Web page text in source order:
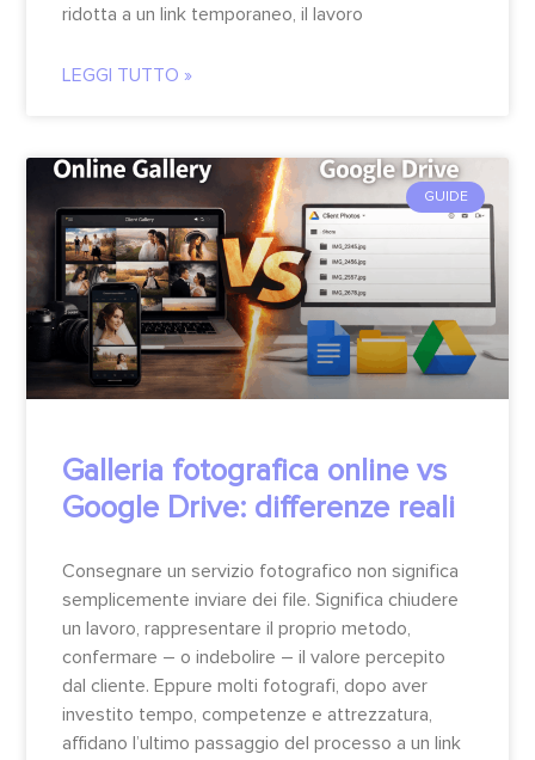
ridotta a un link temporaneo, il lavoro
LEGGI TUTTO »
GUIDE
Galleria fotografica online vs
Google Drive: differenze reali
Consegnare un servizio fotografico non significa
semplicemente inviare dei file. Significa chiudere
un lavoro, rappresentare il proprio metodo,
confermare – o indebolire – il valore percepito
dal cliente. Eppure molti fotografi, dopo aver
investito tempo, competenze e attrezzatura,
affidano l’ultimo passaggio del processo a un link